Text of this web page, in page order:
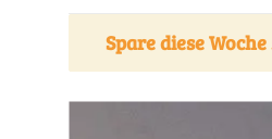
Spare diese